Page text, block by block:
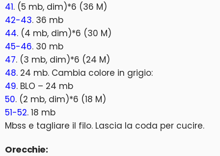
41. (5 mb, dim)*6 (36 M)
42-43. 36 mb
44. (4 mb, dim)*6 (30 M)
45-46. 30 mb
47. (3 mb, dim)*6 (24 M)
48. 24 mb. Cambia colore in grigio:
49. BLO – 24 mb
50. (2 mb, dim)*6 (18 M)
51-52. 18 mb
Mbss e tagliare il filo. Lascia la coda per cucire.
Orecchie: